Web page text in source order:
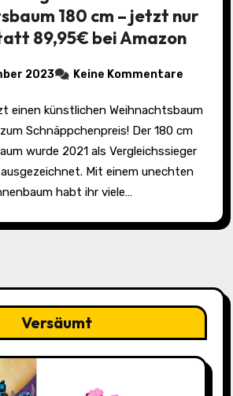
180 cm – jetzt nur
89,95€ bei Amazon
2023 Keine Kommentare
Schnäppchenpreis! Der 180 cm
wurde 2021 als Vergleichssieger
Mit einem unechten
habt ihr viele…
Versäumt